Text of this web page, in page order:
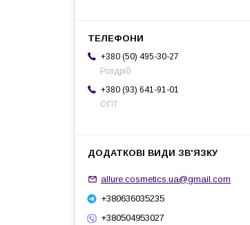
+380 (50) 495-30-27
Роздріб
+380 (93) 641-91-01
ОПТ
allure.cosmetics.ua@gmail.com
+380636035235
+380504953027